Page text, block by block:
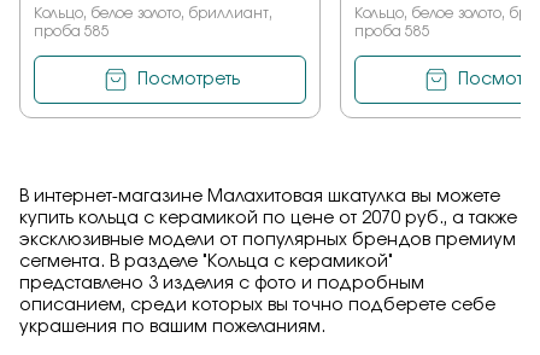
Кольцо, белое золото, бриллиант,
проба 585
Посмотреть
Кольцо, белое золото,
проба 585
В интернет-магазине Малахитовая шкатулка вы можете
купить кольца с керамикой по цене от 2070 руб., а также
эксклюзивные модели от популярных брендов премиум
сегмента. В разделе "Кольца с керамикой"
представлено 3 изделия с фото и подробным
описанием, среди которых вы точно подберете себе
украшения по вашим пожеланиям.